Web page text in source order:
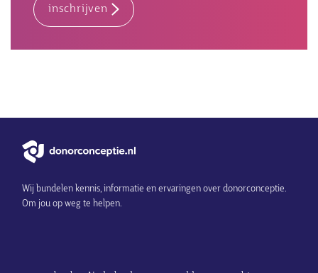
inschrijven
Wij bundelen kennis, informatie en ervaringen over donorconceptie.
Om jou op weg te helpen.